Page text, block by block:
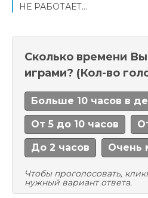
НЕ РАБОТАЕТ...
Сколько времени
играми? (Кол-во
Больше 10 часов в
От 5 до 10 часов
До 2 часов Очень
Чтобы проголосовать,
нужный вариант ответа.